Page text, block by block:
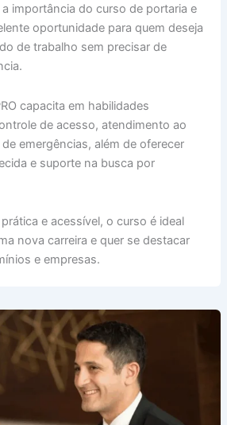
importância do curso de portaria e
oportunidade para quem deseja
de trabalho sem precisar de
capacita em habilidades
de acesso, atendimento ao
emergências, além de oferecer
e suporte na busca por
e acessível, o curso é ideal
nova carreira e quer se destacar
e empresas.